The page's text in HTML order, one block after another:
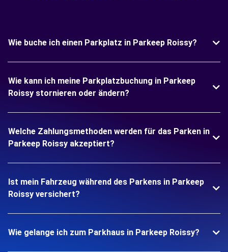
Wie buche ich einen Parkplatz in Parkeep Roissy?
Wie kann ich meine Parkplatzbuchung in Parkeep
Roissy stornieren oder ändern?
Welche Zahlungsmethoden werden für das Parken in
Parkeep Roissy akzeptiert?
Ist mein Fahrzeug während des Parkens in Parkeep
Roissy versichert?
Wie gelange ich zum Parkhaus in Parkeep Roissy?